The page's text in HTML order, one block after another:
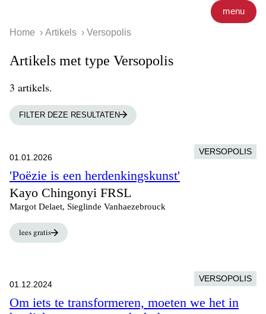
menu
Home Artikels Versopolis
Artikels met type Versopolis
3 artikels.
FILTER DEZE RESULTATEN
VERSOPOLIS
01.01.2026
'Poëzie is een herdenkingskunst'
Kayo Chingonyi FRSL
Margot Delaet, Sieglinde Vanhaezebrouck
lees gratis
VERSOPOLIS
01.12.2024
Om iets te transformeren, moeten we het in